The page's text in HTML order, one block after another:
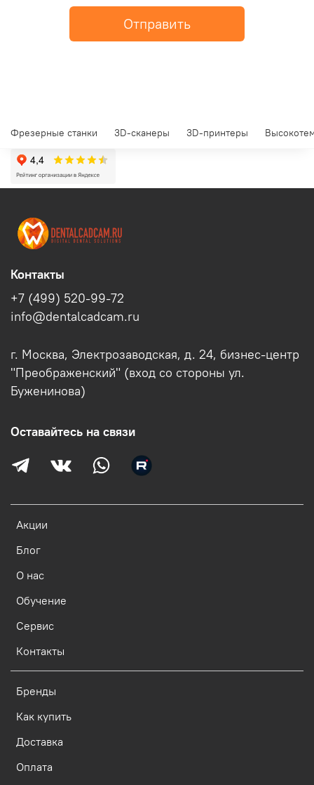
Отправить
Фрезерные станки 3D-сканеры 3D-принтеры
Акции
Блог
О нас
Обучение
Сервис
Контакты
Бренды
Как купить
Доставка
Оплата
Контакты
+7 (499) 520-99-72
info@dentalcadcam.ru
г. Москва, Электрозаводская, д. 24, бизнес-центр
"Преображенский" (вход со стороны ул.
Буженинова)
Оставайтесь на связи